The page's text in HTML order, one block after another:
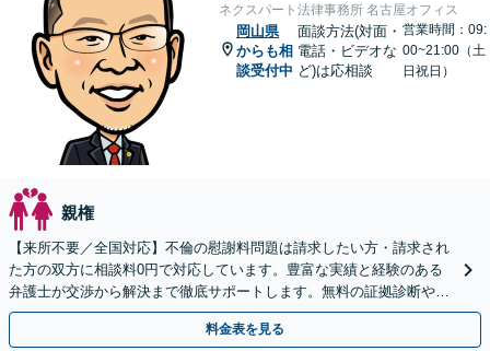
ネクスパート法律事務所 名古屋オフィス
岡山県
からも相
談受付中
面談方法(対面・
電話・ビデオな
ど)は応相談
営業時間：09:
00~21:00（土
日祝日）
親権
【来所不要／全国対応】不倫の慰謝料問題は請求したい方・請求され
た方の双方に相談料0円で対応しています。豊富な実績と経験のある
弁護士が交渉から解決まで徹底サポートします。無料の証拠診断や着
手金の返還保証もありますので安心してご相談ください。
料金表を見る